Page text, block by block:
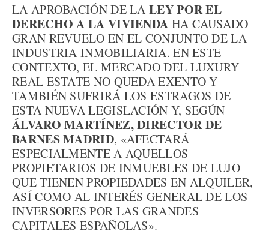
LA APROBACIÓN DE LA LEY POR EL
DERECHO A LA VIVIENDA HA CAUSADO
GRAN REVUELO EN EL CONJUNTO DE LA
INDUSTRIA INMOBILIARIA. EN ESTE
CONTEXTO, EL MERCADO DEL LUXURY
REAL ESTATE NO QUEDA EXENTO Y
TAMBIÉN SUFRIRÁ LOS ESTRAGOS DE
ESTA NUEVA LEGISLACIÓN Y, SEGÚN
ÁLVARO MARTÍNEZ, DIRECTOR DE
BARNES MADRID, «AFECTARÁ
ESPECIALMENTE A AQUELLOS
PROPIETARIOS DE INMUEBLES DE LUJO
QUE TIENEN PROPIEDADES EN ALQUILER,
ASÍ COMO AL INTERÉS GENERAL DE LOS
INVERSORES POR LAS GRANDES
CAPITALES ESPAÑOLAS».